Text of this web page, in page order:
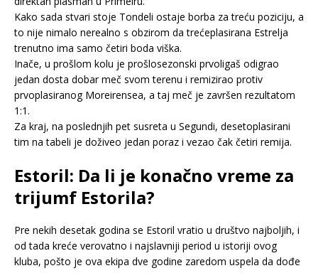
Kako sada stvari stoje Tondeli ostaje borba za treću poziciju, a
to nije nimalo nerealno s obzirom da trećeplasirana Estrelja
trenutno ima samo četiri boda viška.
Inače, u prošlom kolu je prošlosezonski prvoligaš odigrao
jedan dosta dobar meč svom terenu i remizirao protiv
prvoplasiranog Moreirensea, a taj meč je završen rezultatom
1:1.
Za kraj, na poslednjih pet susreta u Segundi, desetoplasirani
tim na tabeli je doživeo jedan poraz i vezao čak četiri remija.
Estoril: Da li je konačno vreme za
trijumf Estorila?
Pre nekih desetak godina se Estoril vratio u društvo najboljih, i
od tada kreće verovatno i najslavniji period u istoriji ovog
kluba, pošto je ova ekipa dve godine zaredom uspela da dođe